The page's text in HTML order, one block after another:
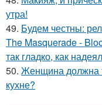
утра!
49. Будем честны:
The Masquerade -
так гладко, как
50. Женщина должна
кухне?